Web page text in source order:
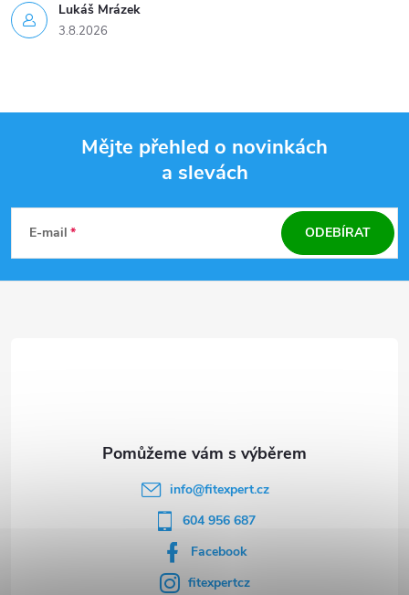
Lukáš Mrázek
3.8.2026
p
Mějte přehled o novinkách
a slevách
E-mail ODEBÍRAT
info@fitexpert.cz
604 956 687
Facebook
fitexpertcz